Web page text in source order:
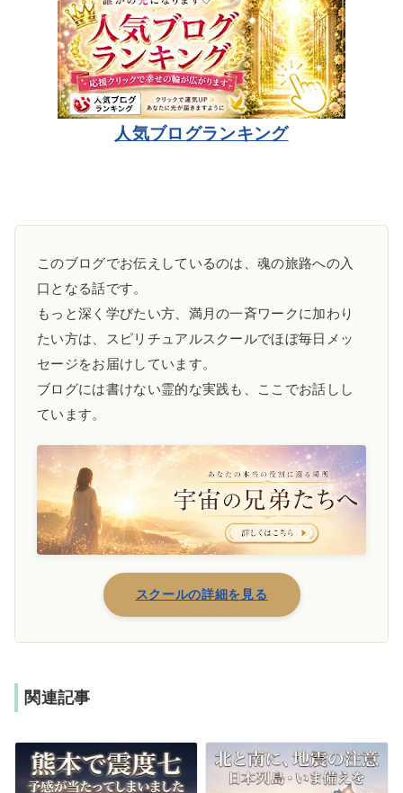
人気ブログランキング
このブログでお伝えしているのは、魂の旅路への入
口となる話です。
もっと深く学びたい方、満月の一斉ワークに加わり
たい方は、スピリチュアルスクールでほぼ毎日メッ
セージをお届けしています。
ブログには書けない霊的な実践も、ここでお話しし
ています。
スクールの詳細を見る
関連記事